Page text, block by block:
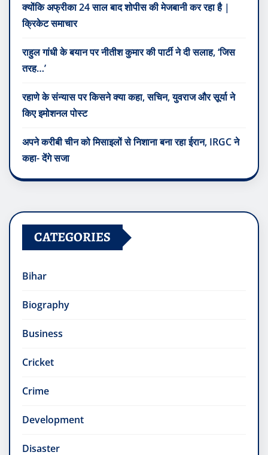
क्योंकि अफ्रीका 24 साल बाद शोपीस की मेजबानी कर रहा है |
क्रिकेट समाचार
राहुल गांधी के बयान पर नीतीश कुमार की पार्टी ने दी सलाह, ‘जिस
तरह…’
रहाणे के संन्यास पर किसने क्या कहा, सचिन, युवराज और सूर्या ने
किए इमोशनल पोस्ट
अपने करीबी चीन को मिसाइलों से निशाना बना रहा ईरान, IRGC ने
कहा- देंगे सजा
CATEGORIES
Bihar
Biography
Business
Cricket
Crime
Development
Disaster